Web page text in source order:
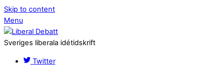
Skip to content
Menu
Sveriges liberala idétidskrift
Twitter